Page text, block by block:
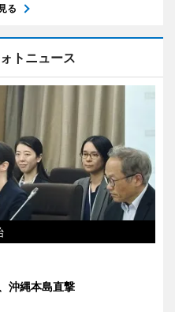
る
トニュース
沖縄本島直撃